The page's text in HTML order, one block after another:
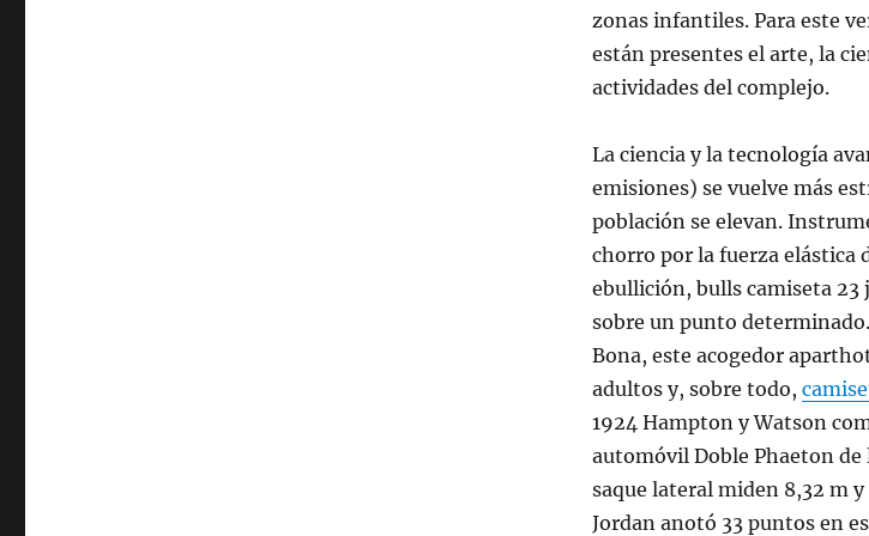
zonas infantiles. Para este
están presentes el arte, la
actividades del complejo.
La ciencia y la tecnología
emisiones) se vuelve más
población se elevan.
chorro por la fuerza elástica
ebullición, bulls camiseta
sobre un punto
Bona, este acogedor
adultos y, sobre todo,
1924 Hampton y Watson
automóvil Doble Phaeton
saque lateral miden 8,32 m
Jordan anotó 33 puntos en